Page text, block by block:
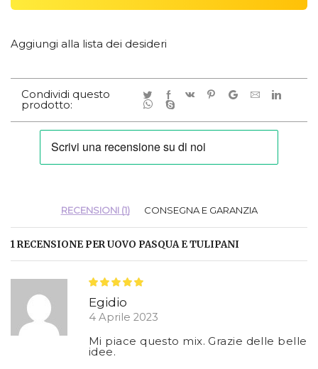
Aggiungi alla lista dei desideri
Condividi questo
prodotto:
RECENSIONI (1) CONSEGNA E GARANZIA
1 RECENSIONE PERUOVO PASQUA E TULIPANI
Egidio
4 Aprile 2023
Mi piace questo mix. Grazie delle belle
idee.